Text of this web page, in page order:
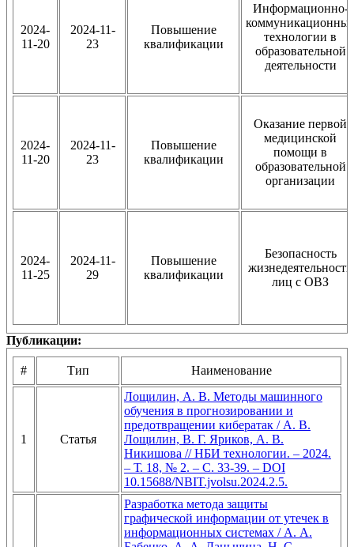
2024-
11-20
2024-11-
23
Повышение
квалификации
Информационно-
коммуникационные
технологии в
образовательной
деятельности
2024-
11-20
2024-11-
23
Повышение
квалификации
Оказание первой
медицинской
помощи в
образовательной
организации
2024-
11-25
2024-11-
29
Повышение
квалификации
Безопасность
жизнедеятельности
лиц с ОВЗ
Публикации:
# Тип Наименование
1 Статья
Лощилин, А. В. Методы машинного
обучения в прогнозировании и
предотвращении кибератак / А. В.
Лощилин, В. Г. Яриков, А. В.
Никишова // НБИ технологии. – 2024.
– Т. 18, № 2. – С. 33-39. – DOI
10.15688/NBIT.jvolsu.2024.2.5.
Разработка метода защиты
графической информации от утечек в
информационных системах / А. А.